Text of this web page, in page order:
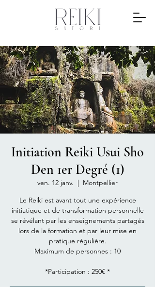
Initiation Reiki Usui Sho
Den 1er Degré (1)
ven. 12 janv.
  |
Montpellier
Le Reiki est avant tout une expérience
initiatique et de transformation personnelle
se révélant par les enseignements partagés
lors de la formation et par leur mise en
pratique régulière.
Maximum de personnes : 10
*Participation : 250€ *